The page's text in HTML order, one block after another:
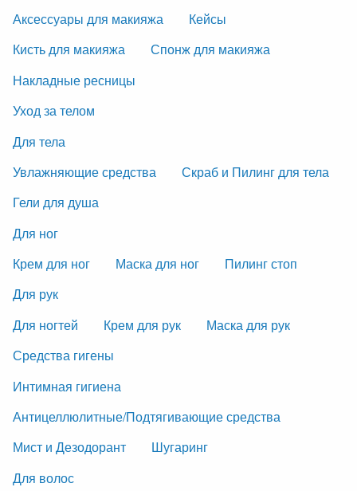
Аксессуары для макияжа
Кейсы
Кисть для макияжа
Спонж для макияжа
Накладные ресницы
Уход за телом
Для тела
Увлажняющие средства
Скраб и Пилинг для тела
Гели для душа
Для ног
Крем для ног
Маска для ног
Пилинг стоп
Для рук
Для ногтей
Крем для рук
Маска для рук
Средства гигены
Интимная гигиена
Антицеллюлитные/Подтягивающие средства
Мист и Дезодорант
Шугаринг
Для волос